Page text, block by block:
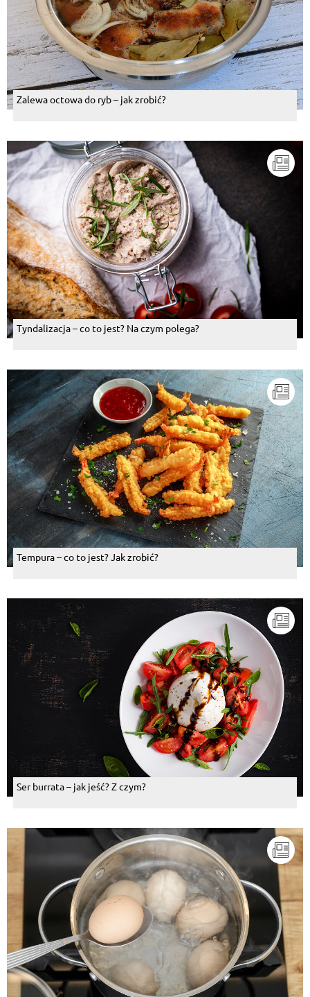
Zalewa octowa do ryb – jak zrobić?
Tyndalizacja – co to jest? Na czym polega?
Tempura – co to jest? Jak zrobić?
Ser burrata – jak jeść? Z czym?